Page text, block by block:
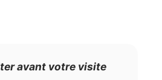
avant votre visite